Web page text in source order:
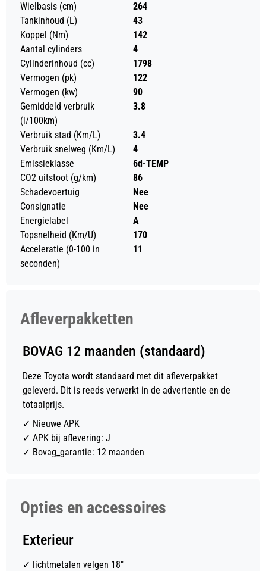
Wielbasis (cm)
264
Tankinhoud (L)
43
Koppel (Nm)
142
Aantal cylinders
4
Cylinderinhoud (cc)
1798
Vermogen (pk)
122
Vermogen (kw)
90
Gemiddeld verbruik
(l/100km)
3.8
Verbruik stad (Km/L)
3.4
Verbruik snelweg (Km/L)
4
Emissieklasse
6d-TEMP
CO2 uitstoot (g/km)
86
Schadevoertuig
Nee
Consignatie
Nee
Energielabel
A
Topsnelheid (Km/U)
170
Acceleratie (0-100 in
seconden)
11
Afleverpakketten
BOVAG 12 maanden (standaard)
Deze Toyota wordt standaard met dit afleverpakket
geleverd. Dit is reeds verwerkt in de advertentie en de
totaalprijs.
✓ Nieuwe APK
✓ APK bij aflevering: J
✓ Bovag_garantie: 12 maanden
Opties en accessoires
Exterieur
✓ lichtmetalen velgen 18"